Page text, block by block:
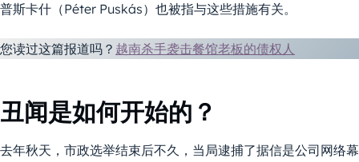
普斯卡什（Péter Puskás）也被指与这些措施有关。
您读过这篇报道吗？ 越南杀手袭击餐馆老板的债权人
丑闻是如何开始的？
去年秋天，市政选举结束后不久，当局逮捕了据信是公司网络幕